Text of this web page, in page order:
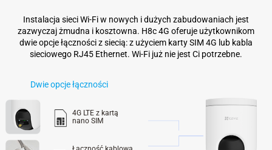
Instalacja sieci Wi-Fi w nowych i dużych zabudowaniach jest
zazwyczaj żmudna i kosztowna. H8c 4G oferuje użytkownikom
dwie opcje łączności z siecią: z użyciem karty SIM 4G lub kabla
sieciowego RJ45 Ethernet. Wi-Fi już nie jest Ci potrzebne.
Dwie opcje łączności
4G LTE z kartą
nano SIM